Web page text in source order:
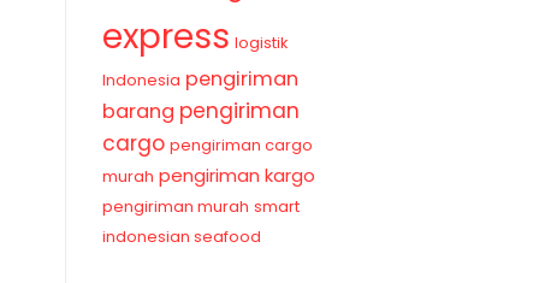
express logistik
Indonesia pengiriman
barang pengiriman
cargo pengiriman cargo
murah pengiriman kargo
pengiriman murah smart
indonesian seafood